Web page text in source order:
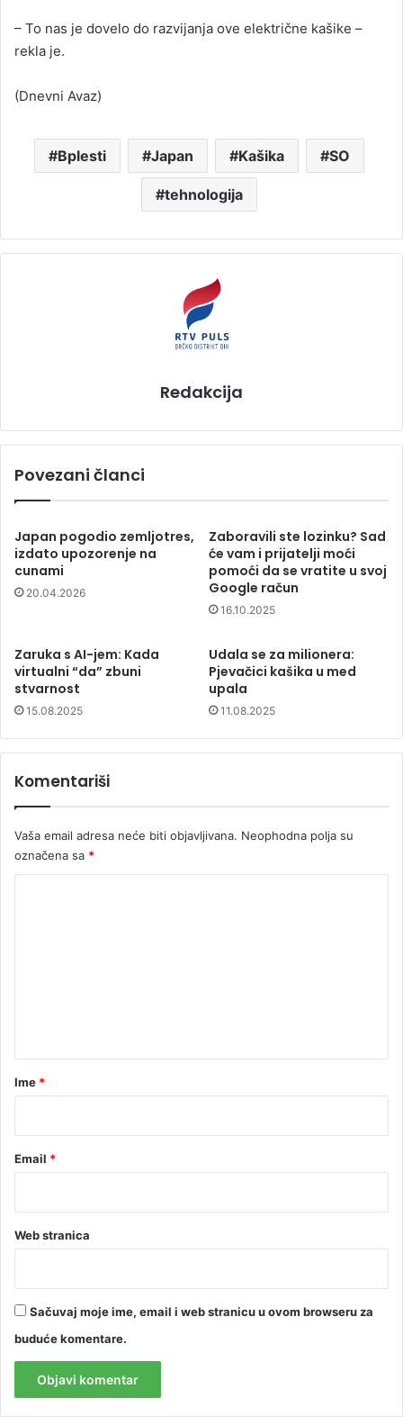
– To nas je dovelo do razvijanja ove električne kašike –
rekla je.
(Dnevni Avaz)
Bplesti Japan Kašika SO
tehnologija
Redakcija
Povezani članci
Japan pogodio zemljotres,
izdato upozorenje na
cunami
20.04.2026
Zaboravili ste lozinku? Sad
će vam i prijatelji moći
pomoći da se vratite u svoj
Google račun
16.10.2025
Zaruka s AI-jem: Kada
virtualni “da” zbuni
stvarnost
15.08.2025
Udala se za milionera:
Pjevačici kašika u med
upala
11.08.2025
Komentariši
Vaša email adresa neće biti objavljivana. Neophodna polja su
označena sa *
rIme *
Email *
Web stranica
Sačuvaj moje ime, email i web stranicu u ovom browseru za
buduće komentare.